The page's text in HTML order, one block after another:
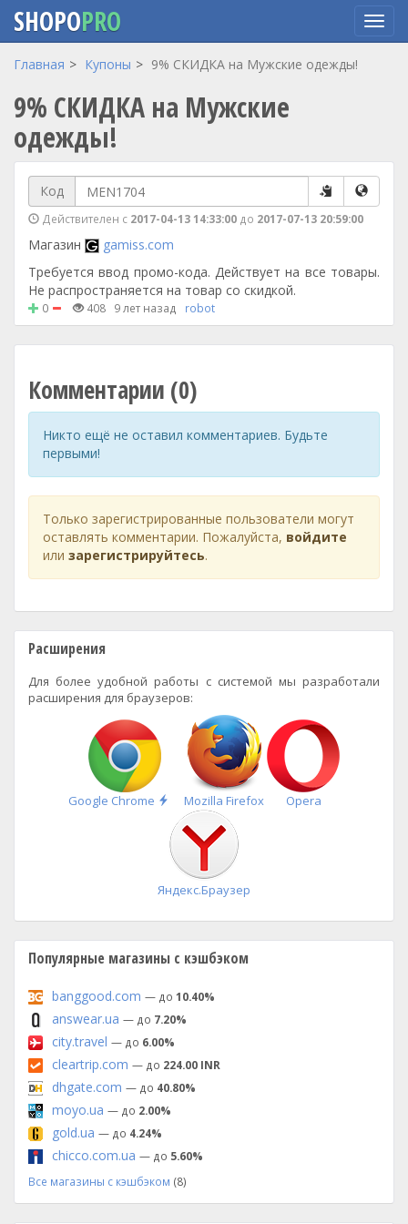
Перейти
основному
содержанию
SHOPOPRO
Главная Купоны 9% СКИДКА на Мужские одежды!
9% СКИДКА на Мужские
одежды!
Код
Действителен с 2017-04-13 14:33:00 до 2017-07-13 20:59:00
Магазин
gamiss.com
Требуется ввод промо-кода. Действует на все товары.
Не распространяется на товар со скидкой.
0 408 9 лет назад robot
Комментарии (0)
Никто ещё не оставил комментариев. Будьте
первыми!
Только зарегистрированные пользователи могут
оставлять комментарии. Пожалуйста, войдите
или зарегистрируйтесь.
Расширения
Для более удобной работы с системой мы разработали
расширения для браузеров:
Google Chrome
Быстрая
установка
Mozilla Firefox Opera
Яндекс.Браузер
Популярные магазины с кэшбэком
banggood.com — до 10.40%
answear.ua — до 7.20%
city.travel — до 6.00%
cleartrip.com — до 224.00 INR
dhgate.com — до 40.80%
moyo.ua — до 2.00%
gold.ua — до 4.24%
chicco.com.ua — до 5.60%
Все магазины с кэшбэком (8)